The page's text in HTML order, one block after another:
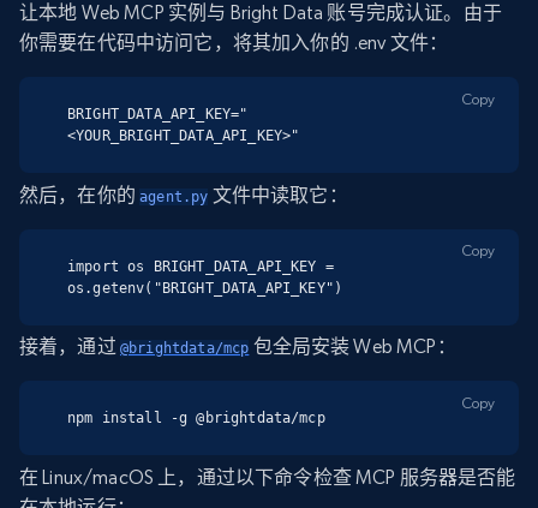
让本地 Web MCP 实例与 Bright Data 账号完成认证。由于
你需要在代码中访问它，将其加入你的 .env 文件：
BRIGHT_DATA_API_KEY="
<YOUR_BRIGHT_DATA_API_KEY>"
Copy
然后，在你的agent.py 文件中读取它：
import os BRIGHT_DATA_API_KEY =
os.getenv("BRIGHT_DATA_API_KEY")
Copy
接着，通过 @brightdata/mcp 包全局安装 Web MCP：
npm install -g @brightdata/mcp
Copy
在 Linux/macOS 上，通过以下命令检查 MCP 服务器是否能